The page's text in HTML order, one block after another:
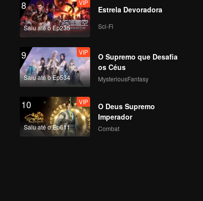
8
Saiu até o Ep235
VIP
Estrela Devoradora
Sci-Fi
9
Saiu até o Ep534
VIP
O Supremo que Desafia
os Céus
MysteriousFantasy
10
Saiu até o Ep611
VIP
O Deus Supremo
Imperador
Combat